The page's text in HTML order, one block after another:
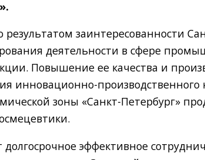
заинтересованности
деятельности в сфере
Повышение ее качества и
инновационно-
зоны «Санкт-Петербург»
эффективное